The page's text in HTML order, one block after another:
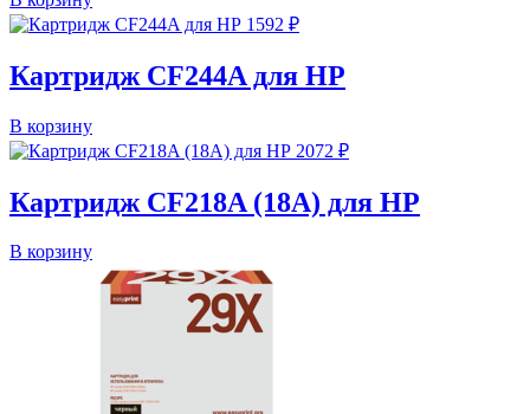
1592 ₽
Картридж CF244A для HP
В корзину
2072 ₽
Картридж CF218A (18A) для HP
В корзину